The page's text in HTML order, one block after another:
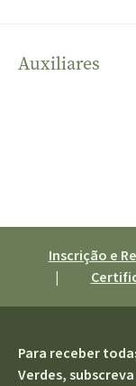
lenhificam e
coloração
Auxiliares
também
Inscrição e
|
Para receber
Verdes,